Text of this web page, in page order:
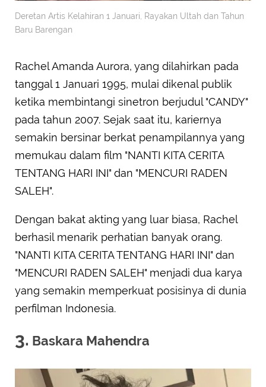
Deretan Artis Kelahiran 1 Januari, Rayakan Ultah dan Tahun
Baru Barengan
Rachel Amanda Aurora, yang dilahirkan pada
tanggal 1 Januari 1995, mulai dikenal publik
ketika membintangi sinetron berjudul "CANDY"
pada tahun 2007. Sejak saat itu, kariernya
semakin bersinar berkat penampilannya yang
memukau dalam film "NANTI KITA CERITA
TENTANG HARI INI" dan "MENCURI RADEN
SALEH".
Dengan bakat akting yang luar biasa, Rachel
berhasil menarik perhatian banyak orang.
"NANTI KITA CERITA TENTANG HARI INI" dan
"MENCURI RADEN SALEH" menjadi dua karya
yang semakin memperkuat posisinya di dunia
perfilman Indonesia.
3. Baskara Mahendra